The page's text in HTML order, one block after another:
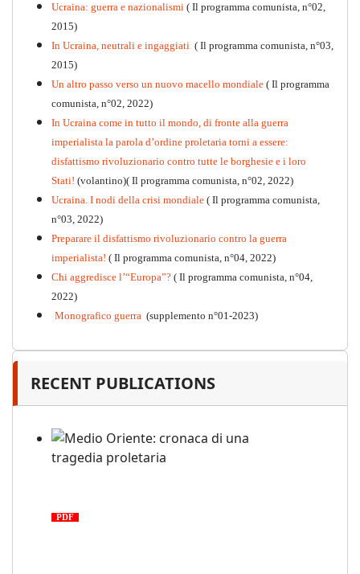
Kommunistisches Programm
PDF n°10 - 2026
Ucraina: guerra e nazionalismi ( Il programma comunista, n°02,
2015)
In Ucraina, neutrali e ingaggiati ( Il programma comunista, n°03,
2015)
Un altro passo verso un nuovo macello mondiale ( Il programma
comunista, n°02, 2022)
In Ucraina come in tutto il mondo, di fronte alla guerra
imperialista la parola d’ordine proletaria torni a essere:
disfattismo rivoluzionario contro tutte le borghesie e i loro
Stati! (volantino)( Il programma comunista, n°02, 2022)
Ucraina. I nodi della crisi mondiale ( Il programma comunista,
n°03, 2022)
Preparare il disfattismo rivoluzionario contro la guerra
imperialista! ( Il programma comunista, n°04, 2022)
Chi aggredisce l’“Europa”? ( Il programma comunista, n°04,
2022)
Monografico guerra (supplemento n°01-2023)
RECENT PUBLICATIONS
PDF